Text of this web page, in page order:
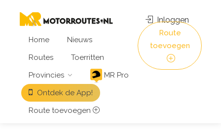
Home
Nieuws
Routes
Toerritten
Provincies
MR Pro
Ontdek de App!
Route toevoegen
Inloggen
Route
toevoegen